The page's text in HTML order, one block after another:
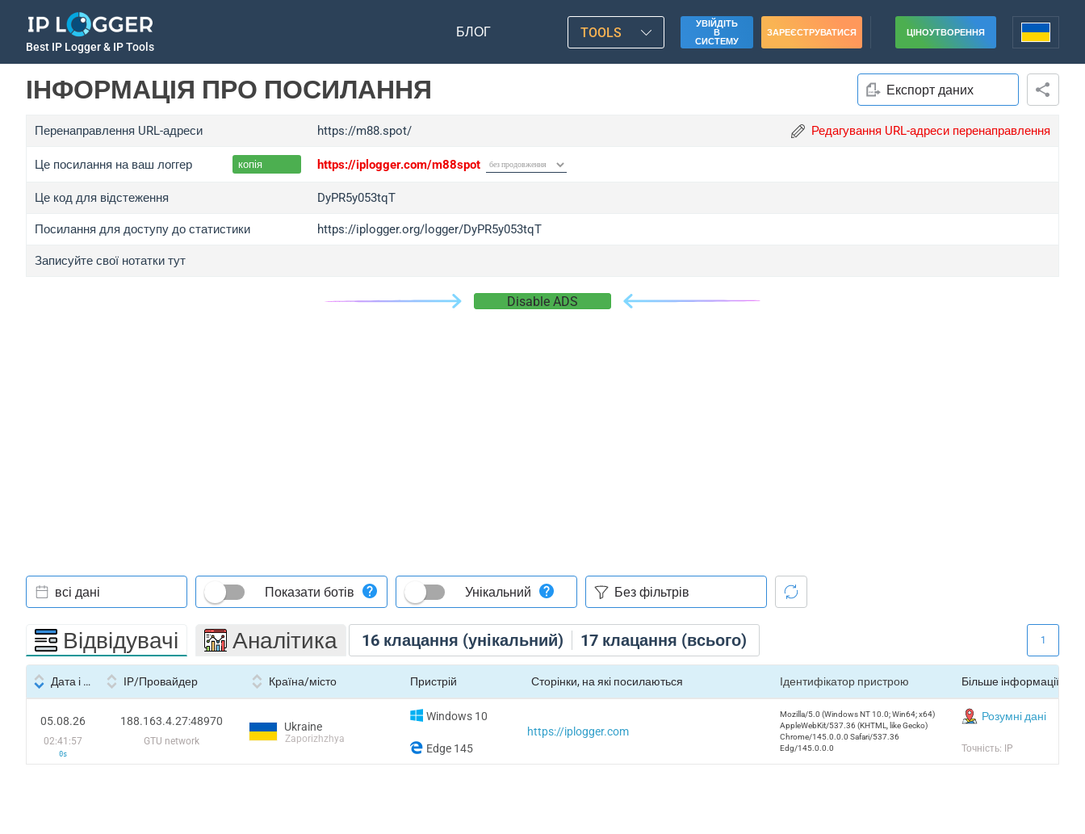
Best IP Logger & IP Tools
БЛОГ TOOLS
УВІЙДІТЬ
В
СИСТЕМУ
ЗАРЕЄСТРУВАТИСЯ ЦІНОУТВОРЕННЯ
ІНФОРМАЦІЯ ПРО ПОСИЛАННЯ Експорт даних
Перенаправлення URL-адреси https://m88.spot/ Редагування URL-адреси перенаправлення
Це посилання на ваш логгер копія https://iplogger.com/m88spot
Це код для відстеження DyPR5y053tqT
Посилання для доступу до статистики https://iplogger.org/logger/DyPR5y053tqT
Записуйте свої нотатки тут
Disable ADS
16 клацання (унікальний) 17 клацання (всього)
всі дані Показати ботів Унікальний
Відвідувачі Аналітика 1
Дата і час IP/Провайдер Країна/місто Пристрій Сторінки, на які посилаються Ідентифікатор пристрою Більше інформації
05.08.26
02:41:57
0s
188.163.4.27:48970
GTU network
Ukraine
Zaporizhzhya
Windows 10
Edge 145
https://iplogger.com
Mozilla/5.0 (Windows NT 10.0; Win64; x64)
AppleWebKit/537.36 (KHTML, like Gecko)
Chrome/145.0.0.0 Safari/537.36
Edg/145.0.0.0
Розумні дані
Точність: IP